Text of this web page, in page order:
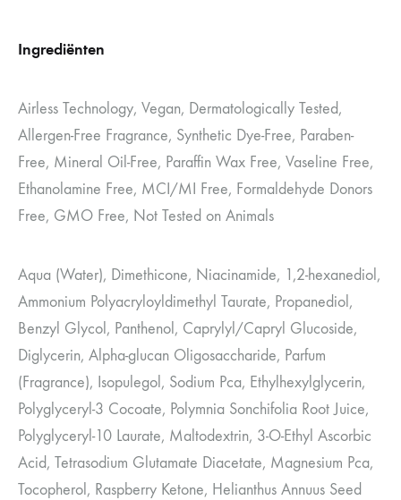
Ingrediënten
Airless Technology, Vegan, Dermatologically Tested,
Allergen-Free Fragrance, Synthetic Dye-Free, Paraben-
Free, Mineral Oil-Free, Paraffin Wax Free, Vaseline Free,
Ethanolamine Free, MCI/MI Free, Formaldehyde Donors
Free, GMO Free, Not Tested on Animals
Aqua (Water), Dimethicone, Niacinamide, 1,2-hexanediol,
Ammonium Polyacryloyldimethyl Taurate, Propanediol,
Benzyl Glycol, Panthenol, Caprylyl/Capryl Glucoside,
Diglycerin, Alpha-glucan Oligosaccharide, Parfum
(Fragrance), Isopulegol, Sodium Pca, Ethylhexylglycerin,
Polyglyceryl-3 Cocoate, Polymnia Sonchifolia Root Juice,
Polyglyceryl-10 Laurate, Maltodextrin, 3-O-Ethyl Ascorbic
Acid, Tetrasodium Glutamate Diacetate, Magnesium Pca,
Tocopherol, Raspberry Ketone, Helianthus Annuus Seed